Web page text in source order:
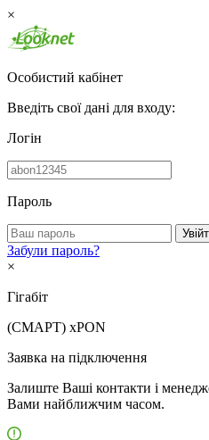
×
Особистий кабінет
Введіть свої дані для входу:
Логін
Пароль
Забули пароль?
×
Гігабіт
(СМАРТ) xPON
Заявка на підключення
Залиште Ваші контакти і
Вами найближчим часом.